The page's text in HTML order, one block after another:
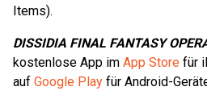
Items).
DISSIDIA FINAL FANTASY
kostenlose App im App Store für
auf Google Play für Android-